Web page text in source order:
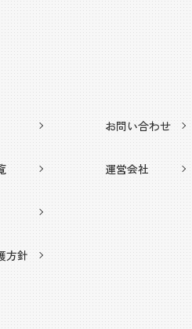
方針
お問い合わせ
運営会社